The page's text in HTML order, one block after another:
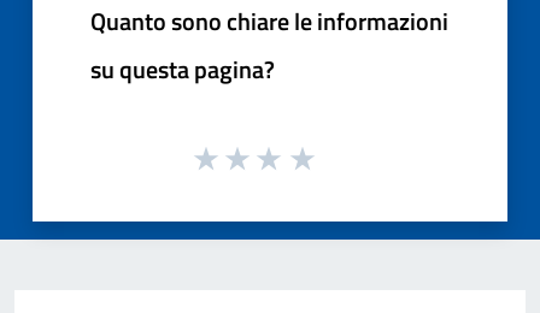
Quanto sono chiare le informazioni
su questa pagina?